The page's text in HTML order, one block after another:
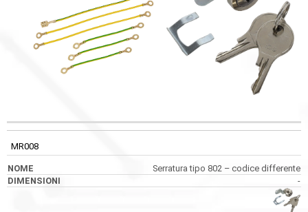
CODICE NOME DIMENSIONI IMMAGINI
MR008
Serratura tipo 802 – codice differente
-